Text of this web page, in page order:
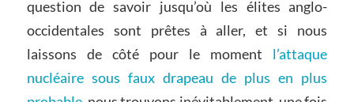
question de savoir jusqu’où les élites anglo-
occidentales sont prêtes à aller, et si nous
laissons de côté pour le moment l’attaque
nucléaire sous faux drapeau de plus en plus